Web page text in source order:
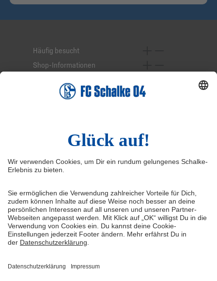
Häufig besucht
Shop-Informationen
Service-Hotline
Widerruf Vertrag widerrufen
AGB
Cookie-Einstellungen
Datenschutzerklärung Impressum